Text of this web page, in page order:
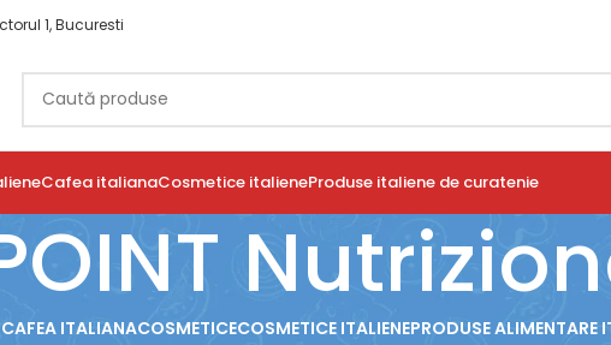
1, Bucuresti
Cafea italianaCosmetice italieneProduse italiene de curatenie
CAFEA ITALIANACOSMETICECOSMETICE ITALIENEPRODUSE ALIMENTARE